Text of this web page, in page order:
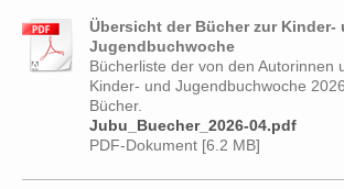
Übersicht der Bücher zur Kinder-
Jugendbuchwoche
Bücherliste der von den Autorinnen
Kinder- und Jugendbuchwoche
Bücher.
Jubu_Buecher_2026-04.pdf
PDF-Dokument [6.2 MB]